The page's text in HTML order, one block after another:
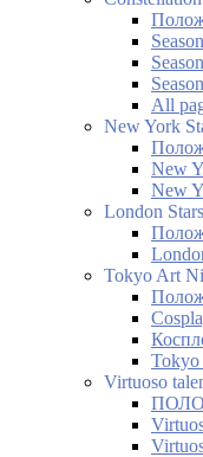
All
New York
New
New
London Stars
Tokyo Art
Tokyo
Virtuoso